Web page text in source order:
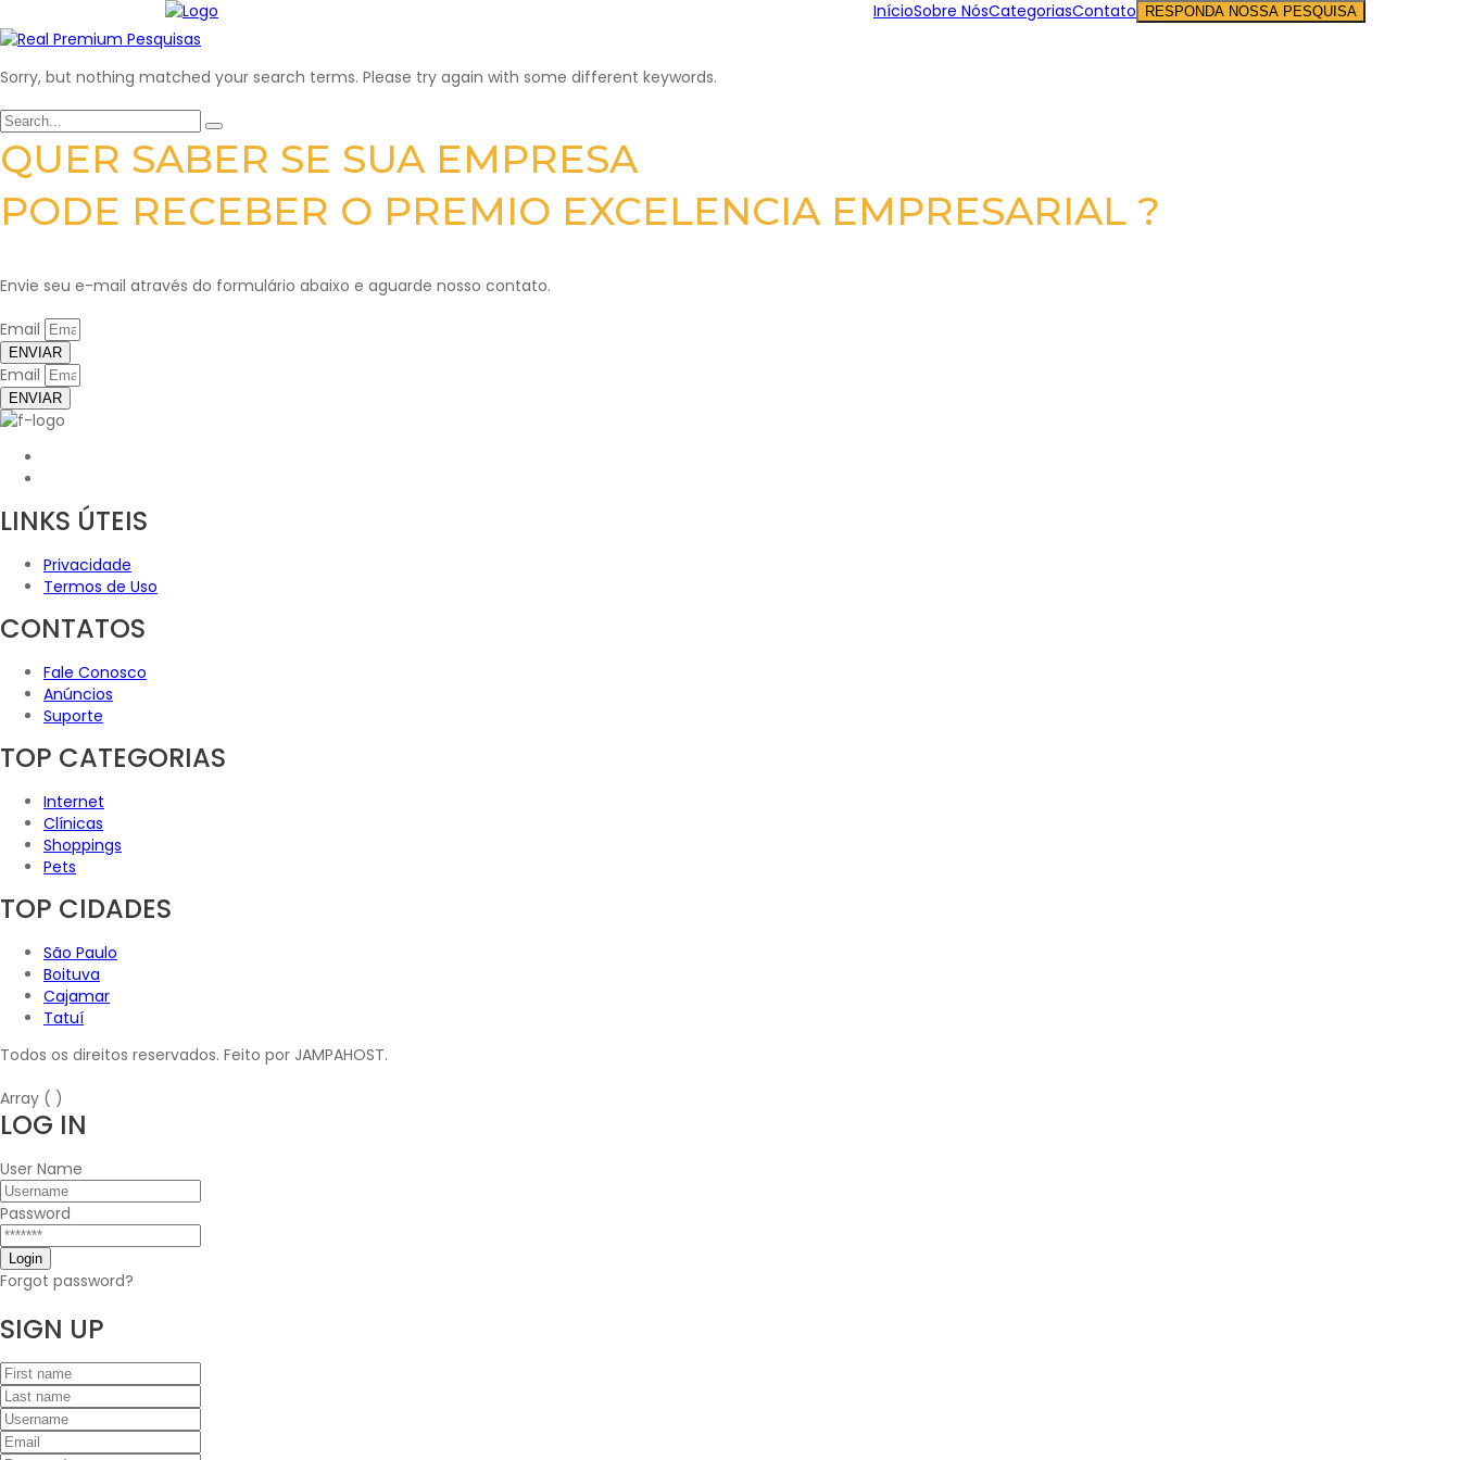
InícioSobre NósCategoriasContato RESPONDA NOSSA PESQUISA
Sorry, but nothing matched your search terms. Please try again with some different keywords.
QUER SABER SE SUA EMPRESA
PODE RECEBER O PREMIO EXCELENCIA EMPRESARIAL ?
Envie seu e-mail através do formulário abaixo e aguarde nosso contato.
Email
ENVIAR
Email
ENVIAR
LINKS ÚTEIS
Privacidade
Termos de Uso
CONTATOS
Fale Conosco
Anúncios
Suporte
TOP CATEGORIAS
Internet
Clínicas
Shoppings
Pets
TOP CIDADES
São Paulo
Boituva
Cajamar
Tatuí
Todos os direitos reservados. Feito por JAMPAHOST.
Array ( )
LOG IN
User Name
Password
Forgot password?
SIGN UP